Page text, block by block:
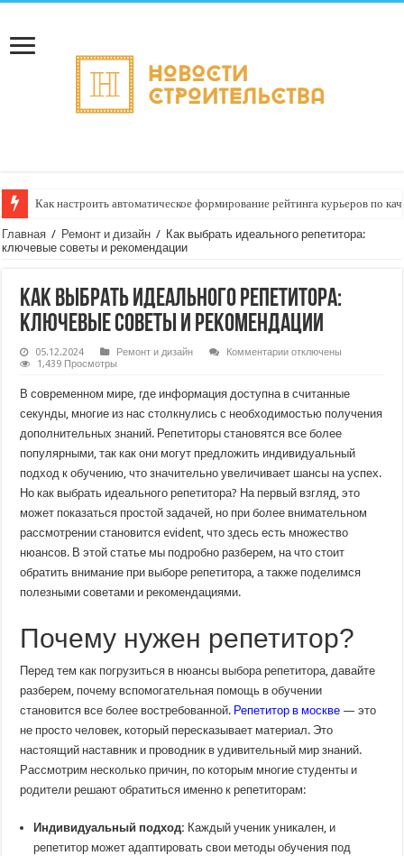
Как настроить автоматическое формирование рейтинга курьеров по
Главная / Ремонт и дизайн / Как выбрать идеального репетитора:
ключевые советы и рекомендации
Как выбрать идеального репетитора:
ключевые советы и рекомендации
05.12.2024 Ремонт и дизайн Комментариик
идеального
репетитора:
ключевые
советы
рекомендации
отключены
1,439 Просмотры
В современном мире, где информация доступна в считанные
секунды, многие из нас столкнулись с необходимостью получения
дополнительных знаний. Репетиторы становятся все более
популярными, так как они могут предложить индивидуальный
подход к обучению, что значительно увеличивает шансы на успех.
Но как выбрать идеального репетитора? На первый взгляд, это
может показаться простой задачей, но при более внимательном
рассмотрении становится evident, что здесь есть множество
нюансов. В этой статье мы подробно разберем, на что стоит
обратить внимание при выборе репетитора, а также поделимся
полезными советами и рекомендациями.
Почему нужен репетитор?
Перед тем как погрузиться в нюансы выбора репетитора, давайте
разберем, почему вспомогательная помощь в обучении
становится все более востребованной. Репетитор в москве — это
не просто человек, который пересказывает материал. Это
настоящий наставник и проводник в удивительный мир знаний.
Рассмотрим несколько причин, по которым многие студенты и
родители решают обратиться именно к репетиторам:
Индивидуальный подход: Каждый ученик уникален, и
репетитор может адаптировать свои методы обучения под